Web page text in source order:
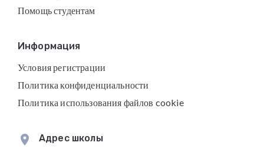
Помощь студентам
Информация
Условия регистрации
Политика конфиденциальности
Политика использования файлов cookie
Адрес школы